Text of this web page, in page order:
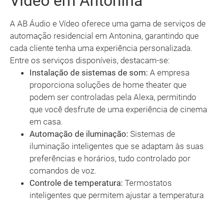
A AB Áudio e Vídeo oferece uma gama de serviços de
automação residencial em Antonina, garantindo que
cada cliente tenha uma experiência personalizada.
Entre os serviços disponíveis, destacam-se:
Instalação de sistemas de som: A empresa
proporciona soluções de home theater que
podem ser controladas pela Alexa, permitindo
que você desfrute de uma experiência de cinema
em casa.
Automação de iluminação: Sistemas de
iluminação inteligentes que se adaptam às suas
preferências e horários, tudo controlado por
comandos de voz.
Controle de temperatura: Termostatos
inteligentes que permitem ajustar a temperatura